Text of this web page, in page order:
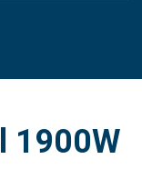
1900W